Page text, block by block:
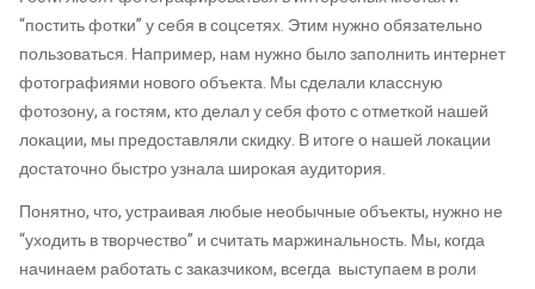
“постить фотки” у себя в соцсетях. Этим нужно обязательно
пользоваться. Например, нам нужно было заполнить интернет
фотографиями нового объекта. Мы сделали классную
фотозону, а гостям, кто делал у себя фото с отметкой нашей
локации, мы предоставляли скидку. В итоге о нашей локации
достаточно быстро узнала широкая аудитория.
Понятно, что, устраивая любые необычные объекты, нужно не
“уходить в творчество” и считать маржинальность. Мы, когда
начинаем работать с заказчиком, всегда выступаем в роли